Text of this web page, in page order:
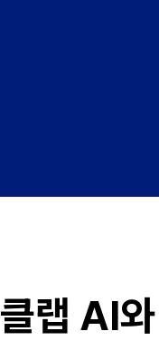
클랩 AI와